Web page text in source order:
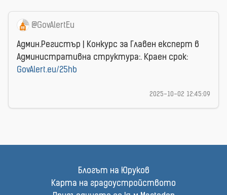
@GovAlertEu
Админ.Регистър | Конкурс за Главен експерт в
Административна структура:. Краен срок:
GovAlert.eu/25hb
2025-10-02 12:45:09
Блогът на Юруков
Карта на градоустройството